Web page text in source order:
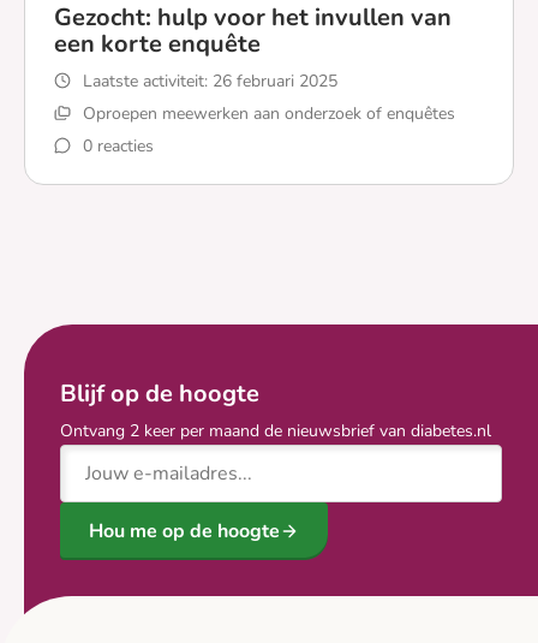
Gezocht: hulp voor het invullen van
een korte enquête
Laatste activiteit: 26 februari 2025
Oproepen meewerken aan onderzoek of enquêtes
0 reacties
Lees meer over Gezocht: hulp voor het invullen van
Blijf op de hoogte
Ontvang 2 keer per maand de nieuwsbrief van diabetes.nl
E-mailadres
Hou me op de hoogte